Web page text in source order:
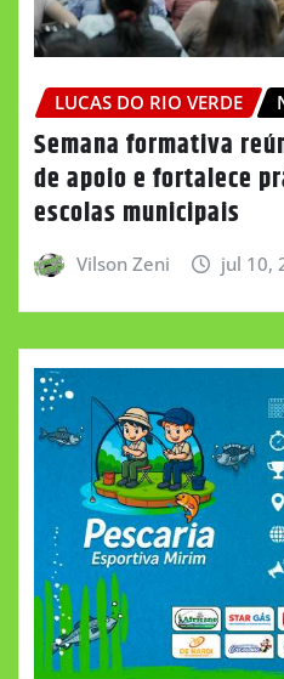
LUCAS DO RIO VERDE
Semana formativa
de apoio e fortalece
escolas municipais
Vilson Zeni jul 10,